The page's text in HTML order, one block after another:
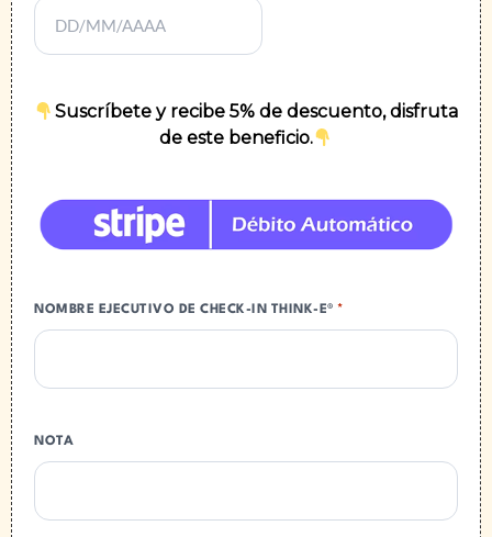
Suscríbete y recibe 5% de descuento, disfruta
de este beneficio.
NOMBRE EJECUTIVO DE CHECK-IN THINK-E® *
NOTA